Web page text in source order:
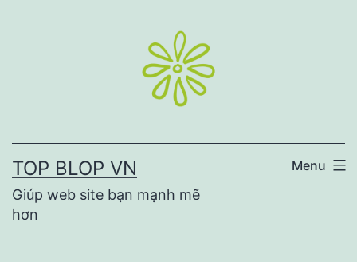
TOP BLOP VN
Giúp web site bạn mạnh mẽ
hơn
Menu